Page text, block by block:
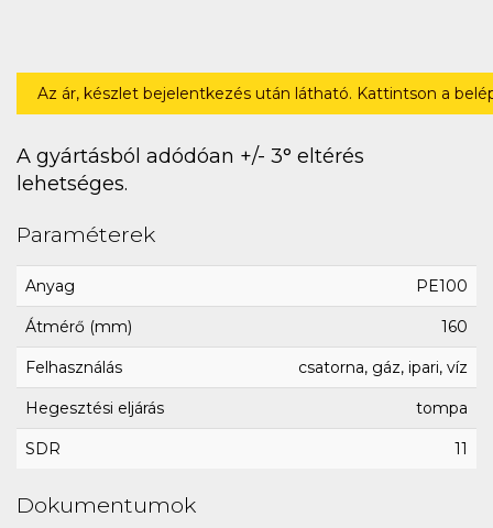
Az ár, készlet bejelentkezés után látható. Kattintson a
A gyártásból adódóan +/- 3° eltérés
lehetséges.
Paraméterek
Anyag PE100
Átmérő (mm) 160
Felhasználás csatorna, gáz, ipari, víz
Hegesztési eljárás tompa
SDR 11
Dokumentumok